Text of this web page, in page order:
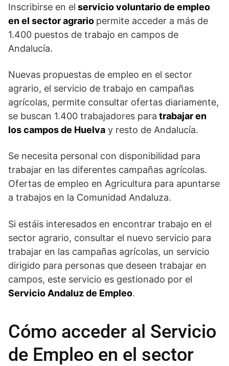
Inscribirse en el servicio voluntario de empleo
en el sector agrario permite acceder a más de
1.400 puestos de trabajo en campos de
Andalucía.
Nuevas propuestas de empleo en el sector
agrario, el servicio de trabajo en campañas
agrícolas, permite consultar ofertas diariamente,
se buscan 1.400 trabajadores para trabajar en
los campos de Huelva y resto de Andalucía.
Se necesita personal con disponibilidad para
trabajar en las diferentes campañas agrícolas.
Ofertas de empleo en Agricultura para apuntarse
a trabajos en la Comunidad Andaluza.
Si estáis interesados en encontrar trabajo en el
sector agrario, consultar el nuevo servicio para
trabajar en las campañas agrícolas, un servicio
dirigido para personas que deseen trabajar en
campos, este servicio es gestionado por el
Servicio Andaluz de Empleo.
Cómo acceder al Servicio
de Empleo en el sector